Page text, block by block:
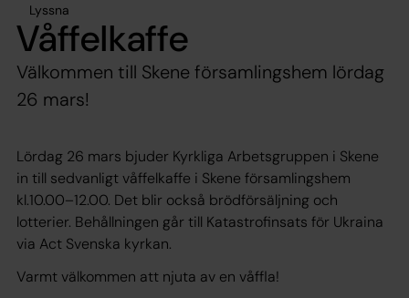
Lyssna
Våffelkaffe
Välkommen till Skene församlingshem lördag
26 mars!
Lördag 26 mars bjuder Kyrkliga Arbetsgruppen i Skene
in till sedvanligt våffelkaffe i Skene församlingshem
kl.10.00–12.00. Det blir också brödförsäljning och
lotterier. Behållningen går till Katastrofinsats för Ukraina
via Act Svenska kyrkan.
Varmt välkommen att njuta av en våffla!